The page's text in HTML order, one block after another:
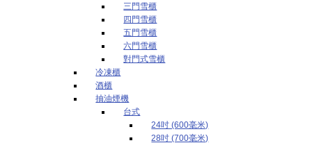
三門雪櫃
四門雪櫃
五門雪櫃
六門雪櫃
對門式雪櫃
冷凍櫃
酒櫃
抽油煙機
台式
24吋 (600毫米)
28吋 (700毫米)